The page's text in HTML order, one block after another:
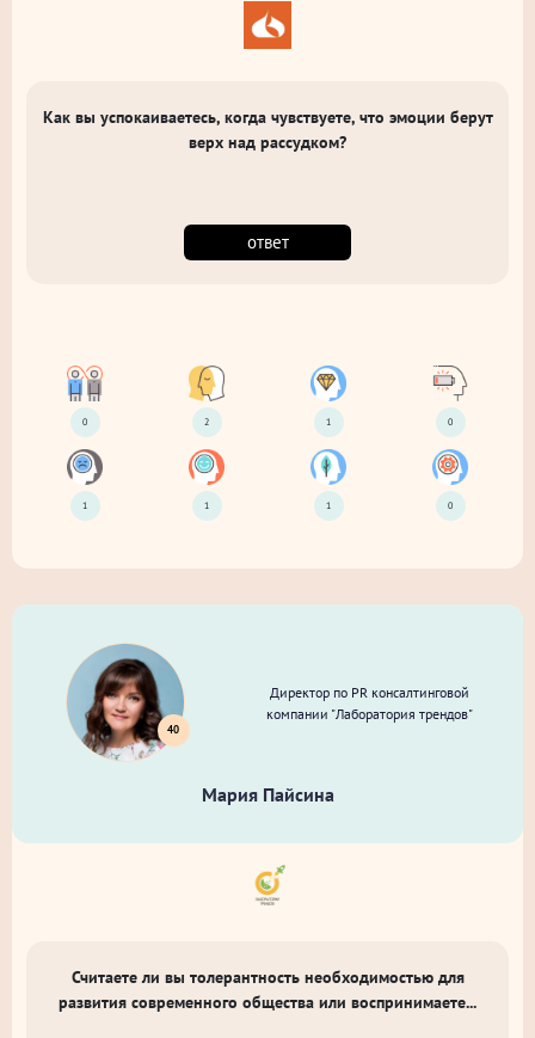
Как вы успокаиваетесь, когда чувствуете, что эмоции берут
верх над рассудком?
ответ
0 2 1 0
1 1 1 0
40
Директор по PR консалтинговой
компании "Лаборатория трендов"
Мария Пайсина
Считаете ли вы толерантность необходимостью для
развития современного общества или воспринимаете...